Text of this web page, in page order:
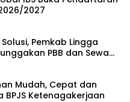
2027
Pemkab Lingga
PBB dan Sewa
Mudah, Cepat dan
BPJS Ketenagakerjaan